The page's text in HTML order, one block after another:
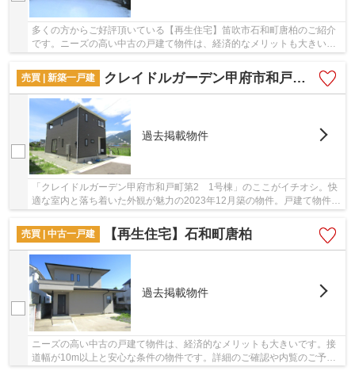
多くの方からご好評頂いている【再生住宅】笛吹市石和町唐柏のご紹介
です。ニーズの高い中古の戸建て物件は、経済的なメリットも大きいで
す。平屋で過ごすのはいかがですか。接道幅10m...
売買 | 新築一戸建
クレイドルガーデン甲府市和戸町第2 1号棟
過去掲載物件
「クレイドルガーデン甲府市和戸町第2 1号棟」のここがイチオシ。快
適な室内と落ち着いた外観が魅力の2023年12月築の物件。戸建て物件を
ご検討なら、コチラの新築の物件をご覧くださ...
売買 | 中古一戸建
【再生住宅】石和町唐柏
過去掲載物件
ニーズの高い中古の戸建て物件は、経済的なメリットも大きいです。接
道幅が10m以上と安心な条件の物件です。詳細のご確認や内覧のご予約